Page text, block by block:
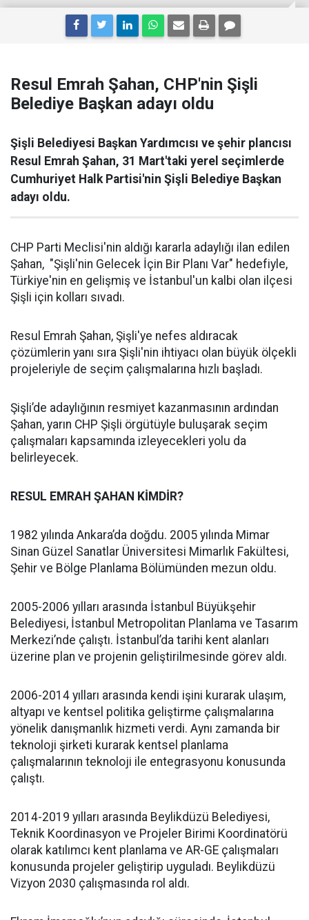
Resul Emrah Şahan, CHP'nin Şişli
Belediye Başkan adayı oldu
Şişli Belediyesi Başkan Yardımcısı ve şehir plancısı
Resul Emrah Şahan, 31 Mart'taki yerel seçimlerde
Cumhuriyet Halk Partisi'nin Şişli Belediye Başkan
adayı oldu.
CHP Parti Meclisi'nin aldığı kararla adaylığı ilan edilen
Şahan, "Şişli'nin Gelecek İçin Bir Planı Var" hedefiyle,
Türkiye'nin en gelişmiş ve İstanbul'un kalbi olan ilçesi
Şişli için kolları sıvadı.
Resul Emrah Şahan, Şişli'ye nefes aldıracak
çözümlerin yanı sıra Şişli'nin ihtiyacı olan büyük ölçekli
projeleriyle de seçim çalışmalarına hızlı başladı.
Şişli’de adaylığının resmiyet kazanmasının ardından
Şahan, yarın CHP Şişli örgütüyle buluşarak seçim
çalışmaları kapsamında izleyecekleri yolu da
belirleyecek.
RESUL EMRAH ŞAHAN KİMDİR?
1982 yılında Ankara’da doğdu. 2005 yılında Mimar
Sinan Güzel Sanatlar Üniversitesi Mimarlık Fakültesi,
Şehir ve Bölge Planlama Bölümünden mezun oldu.
2005-2006 yılları arasında İstanbul Büyükşehir
Belediyesi, İstanbul Metropolitan Planlama ve Tasarım
Merkezi’nde çalıştı. İstanbul’da tarihi kent alanları
üzerine plan ve projenin geliştirilmesinde görev aldı.
2006-2014 yılları arasında kendi işini kurarak ulaşım,
altyapı ve kentsel politika geliştirme çalışmalarına
yönelik danışmanlık hizmeti verdi. Aynı zamanda bir
teknoloji şirketi kurarak kentsel planlama
çalışmalarının teknoloji ile entegrasyonu konusunda
çalıştı.
2014-2019 yılları arasında Beylikdüzü Belediyesi,
Teknik Koordinasyon ve Projeler Birimi Koordinatörü
olarak katılımcı kent planlama ve AR-GE çalışmaları
konusunda projeler geliştirip uyguladı. Beylikdüzü
Vizyon 2030 çalışmasında rol aldı.